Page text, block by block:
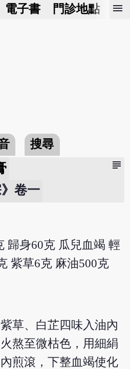
電子書 門診地點 預
menu
搜尋
subject
》卷一
歸身60克 瓜兒血竭 輕
紫草6克 麻油500克
草、白芷四味入油內
熬至微枯色，用細絹
煎滾，下整血竭使化